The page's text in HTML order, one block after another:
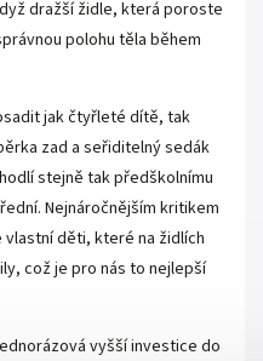
dražší židle, která poroste
polohu těla během
jak čtyřleté dítě, tak
zad a seřiditelný sedák
stejně tak předškolnímu
Nejnáročnějším kritikem
děti, které na židlích
což je pro nás to nejlepší
vyšší investice do